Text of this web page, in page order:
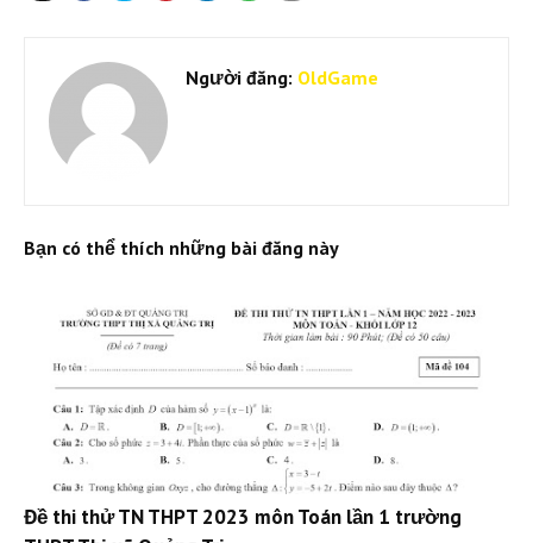
Người đăng: OldGame
Bạn có thể thích những bài đăng này
Đề thi thử TN THPT 2023 môn Toán lần 1 trường